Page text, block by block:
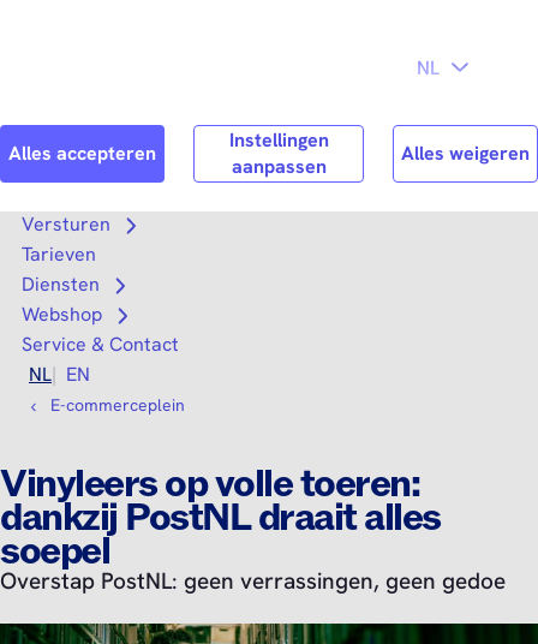
Search Zoek
Versturen
Open submenu
Tarieven
Diensten
Open submenu
Webshop
Open submenu
Service & Contact
NL
EN
E-commerceplein
Vinyleers op volle toeren:
dankzij PostNL draait alles
soepel
Overstap PostNL: geen verrassingen, geen gedoe